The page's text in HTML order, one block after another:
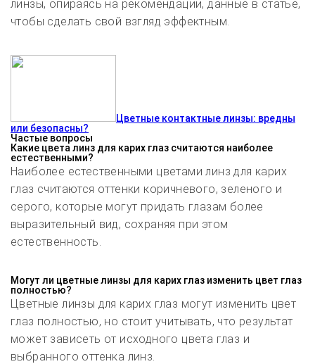
линзы, опираясь на рекомендации, данные в статье,
чтобы сделать свой взгляд эффектным.
Цветные контактные линзы: вредны
или безопасны?
Частые вопросы
Какие цвета линз для карих глаз считаются наиболее
естественными?
Наиболее естественными цветами линз для карих
глаз считаются оттенки коричневого, зеленого и
серого, которые могут придать глазам более
выразительный вид, сохраняя при этом
естественность.
Могут ли цветные линзы для карих глаз изменить цвет глаз
полностью?
Цветные линзы для карих глаз могут изменить цвет
глаз полностью, но стоит учитывать, что результат
может зависеть от исходного цвета глаз и
выбранного оттенка линз.